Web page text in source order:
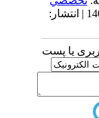
دریافت: 1404/5/14 | پذیرش: 1404/6/13 | انتشار:
یا پست